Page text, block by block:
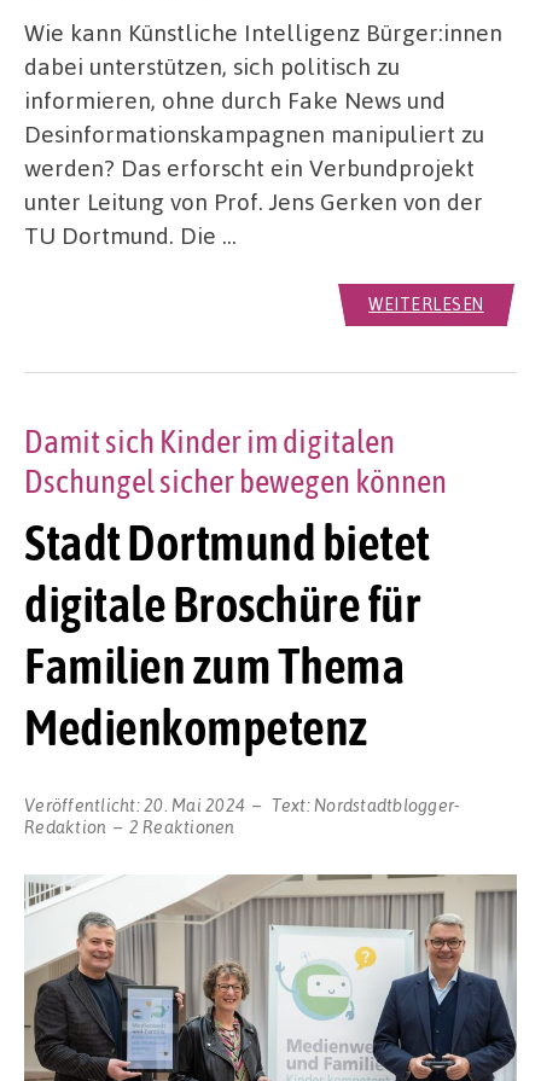
Wie kann Künstliche Intelligenz Bürger:innen
dabei unterstützen, sich politisch zu
informieren, ohne durch Fake News und
Desinformationskampagnen manipuliert zu
werden? Das erforscht ein Verbundprojekt
unter Leitung von Prof. Jens Gerken von der
TU Dortmund. Die …
WEITERLESEN
Stadt Dortmund bietet
digitale Broschüre für
Familien zum Thema
Medienkompetenz
Damit sich Kinder im digitalen
Dschungel sicher bewegen können
Veröffentlicht:20. Mai 2024 Text: Nordstadtblogger-
Redaktion
2 Reaktionen